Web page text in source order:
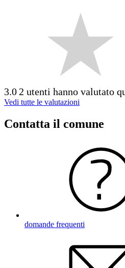
3.0 2 utenti hanno valutato
Vedi tutte le valutazioni
Contatta il comune
domande frequenti